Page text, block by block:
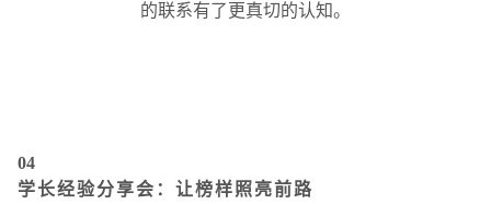
的联系有了更真切的认知。
04
学长经验分享会：让榜样照亮前路